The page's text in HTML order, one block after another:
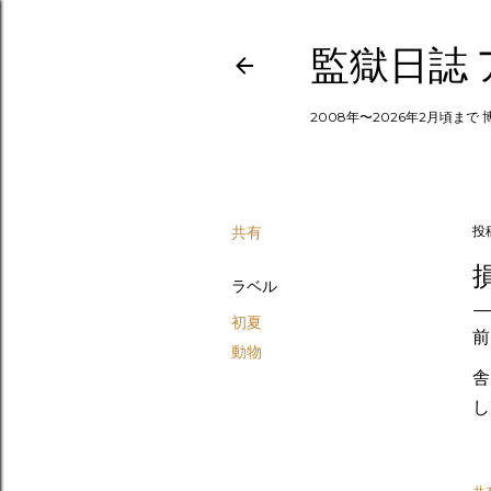
監獄日誌
2008年〜2026年2月頃まで
共有
ラベル
初夏
動物
投